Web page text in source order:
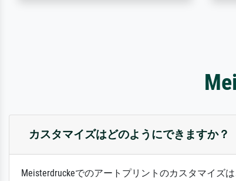
カスタマイズはどのようにできますか？
Meisterdruckeでのアートプリントのカスタマイ